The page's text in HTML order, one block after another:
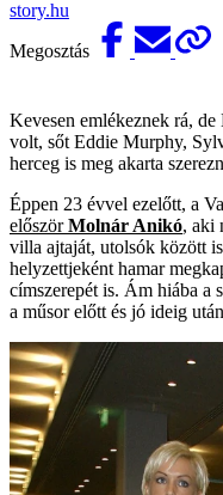
story.hu
Megosztás
Kevesen emlékeznek rá,
volt, sőt Eddie Murphy,
herceg is meg akarta
Éppen 23 évvel ezelőtt, a
előszörMolnár Anikó, aki
villa ajtaját, utolsók között
helyzettjeként hamar
címszerepét is. Ám hiába a
a műsor előtt és jó ideig